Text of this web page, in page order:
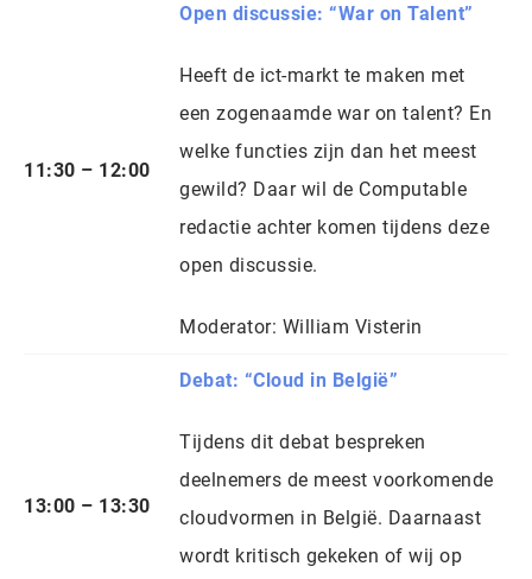
11:30 – 12:00
Open discussie: “War on Talent”
Heeft de ict-markt te maken met
een zogenaamde war on talent? En
welke functies zijn dan het meest
gewild? Daar wil de Computable
redactie achter komen tijdens deze
open discussie.
Moderator: William Visterin
13:00 – 13:30
Debat: “Cloud in België”
Tijdens dit debat bespreken
deelnemers de meest voorkomende
cloudvormen in België. Daarnaast
wordt kritisch gekeken of wij op